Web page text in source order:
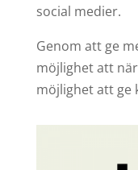
social medier.
Genom att ge
möjlighet att
möjlighet att ge